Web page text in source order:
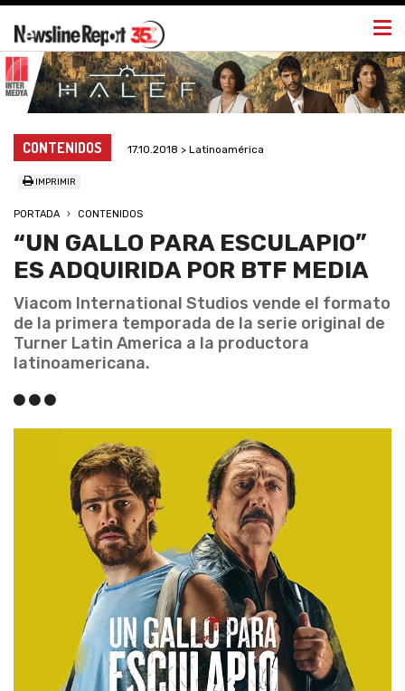
CONTENIDOS 17.10.2018 > Latinoamérica
IMPRIMIR
PORTADA CONTENIDOS
“UN GALLO PARA ESCULAPIO”
ES ADQUIRIDA POR BTF MEDIA
Viacom International Studios vende el formato
de la primera temporada de la serie original de
Turner Latin America a la productora
latinoamericana.